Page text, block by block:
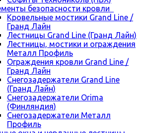
безопасности кровли
Кровельные мостики Grand Line /
Гранд Лайн
Лестницы Grand Line (Гранд Лайн)
Лестницы, мостики и ограждения
Металл Профиль
Ограждения кровли Grand Line /
Гранд Лайн
Снегозадержатели Grand Line
(Гранд Лайн)
Снегозадержатели Orima
(Финляндия)
Снегозадержатели Металл
Профиль